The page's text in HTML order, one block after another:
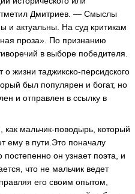
Дмитриев. — Смыслы
и актуальны. На суд критикам
проза». По признанию
в выборе победителя.
жизни таджикско-персидского
был популярен и богат, но
и отправлен в ссылку в
мальчик-поводырь, который
ему в пути.Это поначалу
он узнает поэта, и
что не мальчик ведет
его своим опытом,